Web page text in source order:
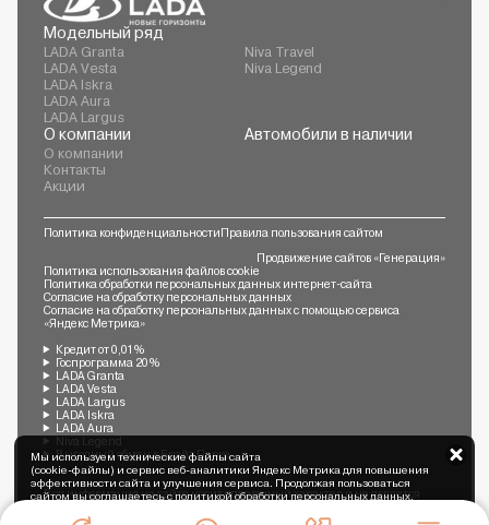
Модельный ряд
LADA Granta
LADA Vesta
LADA Iskra
LADA Aura
LADA Largus
Niva Travel
Niva Legend
О компании
О компании
Контакты
Акции
Автомобили в наличии
Политика конфиденциальности Правила пользования сайтом
Продвижение сайтов «Генерация»
Политика использования файлов cookie
Политика обработки персональных данных интернет-сайта
Согласие на обработку персональных данных
Согласие на обработку персональных данных с помощью сервиса
«Яндекс Метрика»
Кредит от 0,01%
Госпрограмма 20%
LADA Granta
LADA Vesta
LADA Largus
LADA Iskra
LADA Aura
Выгодный обмен в Брайт Парке
Вся информация на сайте носит справочный характер и не является
уточняйте у менеджеров.
Мы используем технические файлы сайта
(cookie-файлы) и сервис веб-аналитики Яндекс Метрика для повышения
эффективности сайта и улучшения сервиса. Продолжая пользоваться
сайтом вы соглашаетесь с политикой обработки персональных данных.
Обмен авто